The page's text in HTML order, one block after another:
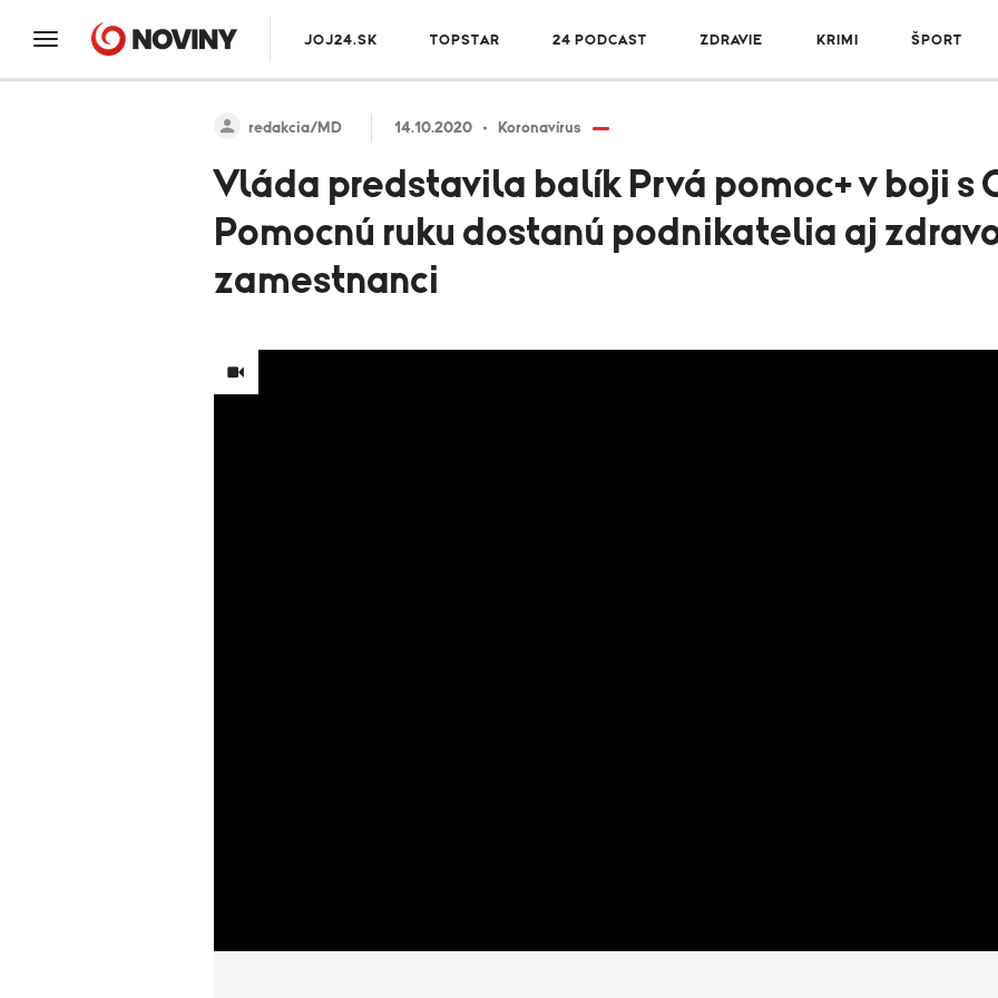
JOJ24.SK TOPSTAR 24 PODCAST ZDRAVIE KRIMI ŠPORT
redakcia/MD 14.10.2020 Koronavírus
Vláda predstavila balík Prvá pomoc+ v boji s
Pomocnú ruku dostanú podnikatelia aj
zamestnanci